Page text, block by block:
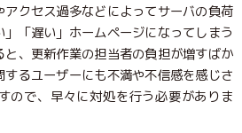
クセス過多などによってサーバの負荷
「遅い」ホームページになってしまう
と、更新作業の担当者の負担が増すばか
するユーザーにも不満や不信感を感じさ
ので、早々に対処を行う必要がありま